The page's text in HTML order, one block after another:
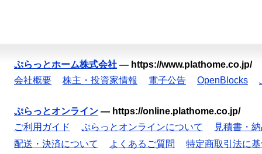
ぷらっとホーム株式会社 — https://www.plathome.co.jp/
会社概要
株主・投資家情報 電子公告 OpenBlocks
ぷらっとオンライン — https://online.plathome.co.jp/
ご利用ガイド
ぷらっとオンラインについて
見積書・
配送・決済について
よくあるご質問
特定商取引法に